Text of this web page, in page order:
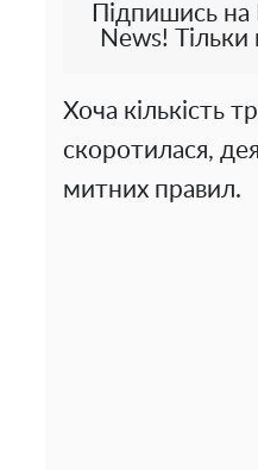
Підпишись
News! Тільки
Хоча кількість
скоротилася,
митних правил.